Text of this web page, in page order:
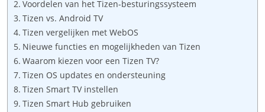
Voordelen van het Tizen-besturingssysteem
Tizen vs. Android TV
Tizen vergelijken met WebOS
Nieuwe functies en mogelijkheden van Tizen
Waarom kiezen voor een Tizen TV?
Tizen OS updates en ondersteuning
Tizen Smart TV instellen
Tizen Smart Hub gebruiken